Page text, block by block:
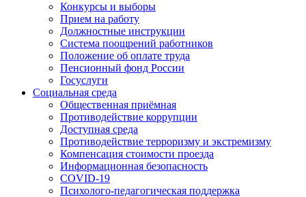
Конкурсы и выборы
Прием на работу
Должностные инструкции
Система поощрений работников
Положение об оплате труда
Пенсионный фонд России
Госуслуги
Социальная среда
Общественная приёмная
Противодействие коррупции
Доступная среда
Противодействие терроризму и экстремизму
Компенсация стоимости проезда
Информационная безопасность
COVID-19
Психолого-педагогическая поддержка